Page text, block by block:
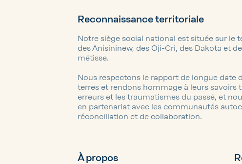
Reconnaissance territoriale
Notre siège social national est située sur le
des Anisininew, des Oji-Cri, des Dakota et
métisse.
Nous respectons le rapport de longue date
terres et rendons hommage à leurs savoirs
erreurs et les traumatismes du passé, et
en partenariat avec les communautés
réconciliation et de collaboration.
À propos